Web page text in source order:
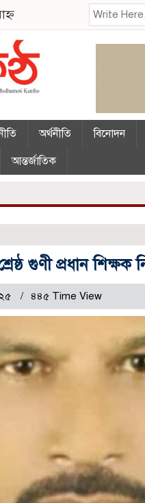
অর্থনীতি বিনোদন
আন্তর্জাতিক
গুণী প্রধান শিক্ষক
৪৪৫ Time View